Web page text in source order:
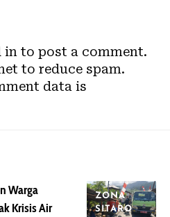
in to post a comment.
to reduce spam.
data is
ZONA
SITARO
Warga
Krisis Air